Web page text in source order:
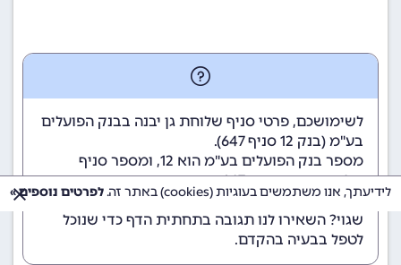
לשימושכם, פרטי סניף שלוחת גן יבנה בבנק הפועלים
בע"מ (בנק 12
סניף 647).
מספר בנק הפועלים בע"מ הוא 12
, ומספר סניף
שלוחת גן יבנה הוא 647.
הנתונים מתעדכנים באופן קבוע. נתקלתם במידע
שגוי? השאירו לנו תגובה בתחתית הדף כדי שנוכל
לטפל בבעיה בהקדם.
לידיעתך, אנו משתמשים בעוגיות (cookies) באתר זה. לפרטים נוספים »